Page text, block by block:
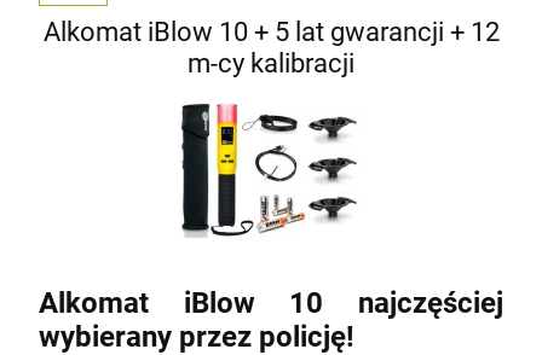
Alkomat iBlow 10 + 5 lat gwarancji + 12
m-cy kalibracji
Alkomat iBlow 10 najczęściej
wybierany przez policję!